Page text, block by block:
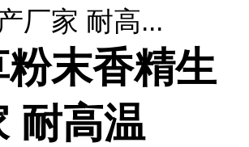
厂家 耐高...
末香精生
耐高温